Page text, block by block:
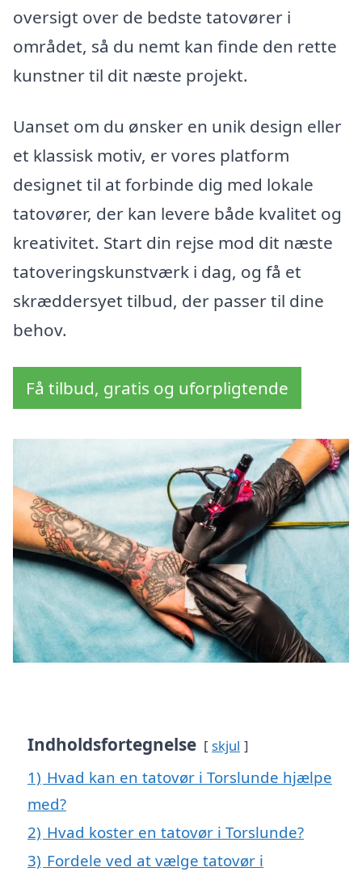
oversigt over de bedste tatovører i
området, så du nemt kan finde den rette
kunstner til dit næste projekt.
Uanset om du ønsker en unik design eller
et klassisk motiv, er vores platform
designet til at forbinde dig med lokale
tatovører, der kan levere både kvalitet og
kreativitet. Start din rejse mod dit næste
tatoveringskunstværk i dag, og få et
skræddersyet tilbud, der passer til dine
behov.
Få tilbud, gratis og uforpligtende
Indholdsfortegnelse skjul
1) Hvad kan en tatovør i Torslunde hjælpe
med?
2) Hvad koster en tatovør i Torslunde?
3) Fordele ved at vælge tatovør i